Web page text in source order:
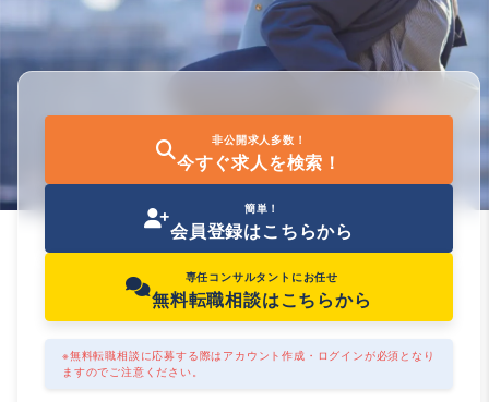
非公開求人多数！
今すぐ求人を検索！
簡単！
会員登録はこちらから
専任コンサルタントにお任せ
無料転職相談はこちらから
※無料転職相談に応募する際はアカウント作成・ログインが必須となり
ますのでご注意ください。